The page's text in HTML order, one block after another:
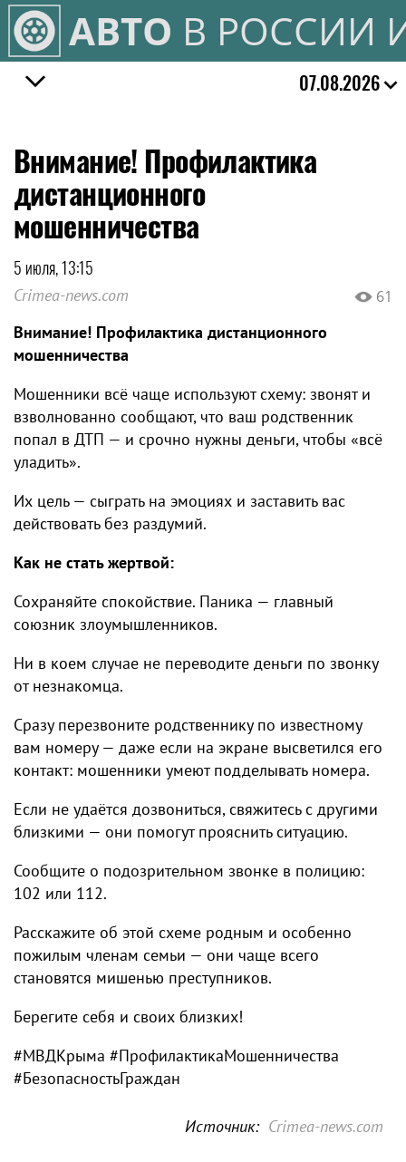
АВТО В РОССИИ
07.08.2026
Внимание! Профилактика
дистанционного
мошенничества
5 июля, 13:15
Crimea-news.com 61
Внимание! Профилактика дистанционного
мошенничества
Мошенники всё чаще используют схему: звонят и
взволнованно сообщают, что ваш родственник
попал в ДТП — и срочно нужны деньги, чтобы «всё
уладить».
Их цель — сыграть на эмоциях и заставить вас
действовать без раздумий.
Как не стать жертвой:
Сохраняйте спокойствие. Паника — главный
союзник злоумышленников.
Ни в коем случае не переводите деньги по звонку
от незнакомца.
Сразу перезвоните родственнику по известному
вам номеру — даже если на экране высветился его
контакт: мошенники умеют подделывать номера.
Если не удаётся дозвониться, свяжитесь с другими
близкими — они помогут прояснить ситуацию.
Сообщите о подозрительном звонке в полицию:
102 или 112.
Расскажите об этой схеме родным и особенно
пожилым членам семьи — они чаще всего
становятся мишенью преступников.
Берегите себя и своих близких!
#МВДКрыма #ПрофилактикаМошенничества
#БезопасностьГраждан
Источник: Crimea-news.com